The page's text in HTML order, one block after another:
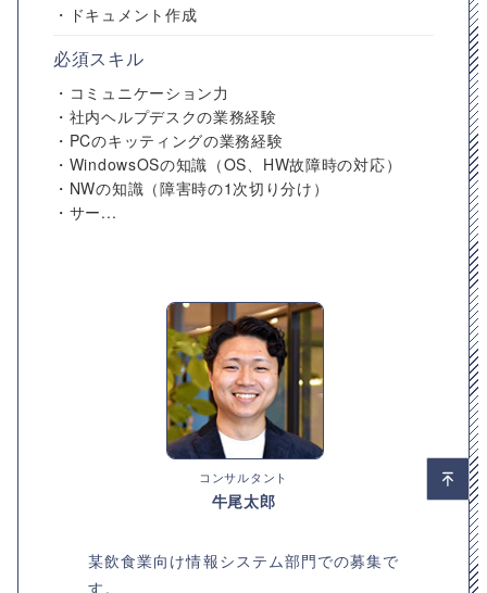
・ドキュメント作成
必須スキル
・コミュニケーション力
・社内ヘルプデスクの業務経験
・PCのキッティングの業務経験
・WindowsOSの知識（OS、HW故障時の対応）
・NWの知識（障害時の1次切り分け）
・サー...
コンサルタント
牛尾太郎
某飲食業向け情報システム部門での募集で
す。